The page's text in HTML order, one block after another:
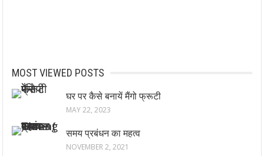
MOST VIEWED POSTS
घर पर कैसे बनायें मैंगो फ्रूटी
MAY 22, 2023
समय प्रबंधन का महत्व
NOVEMBER 2, 2021